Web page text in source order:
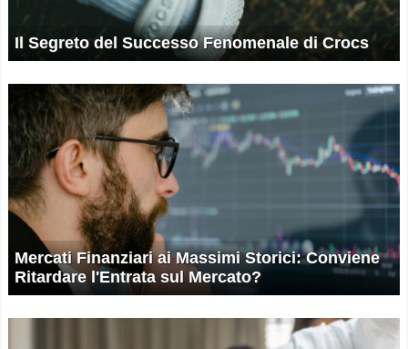
Il Segreto del Successo Fenomenale di Crocs
Mercati Finanziari ai Massimi Storici: Conviene
Ritardare l'Entrata sul Mercato?